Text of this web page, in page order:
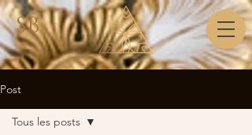
SB
Post
Tous les posts